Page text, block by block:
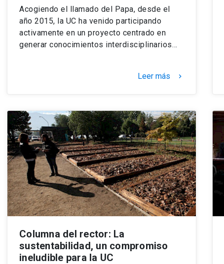
Acogiendo el llamado del Papa, desde el
año 2015, la UC ha venido participando
activamente en un proyecto centrado en
generar conocimientos interdisciplinarios…
Leer más keyboard_arrow_right
Columna del rector: La
sustentabilidad, un compromiso
ineludible para la UC